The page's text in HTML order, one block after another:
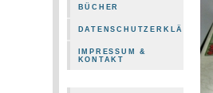
BÜCHER
DATENSCHUTZERKLÄRUNG
IMPRESSUM &
KONTAKT